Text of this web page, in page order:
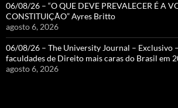
06/08/26 – “O QUE DEVE PREVALECER É A
CONSTITUIÇÃO” Ayres Britto
agosto 6, 2026
06/08/26 – The University Journal – Exclusivo –
faculdades de Direito mais caras do Brasil em
agosto 6, 2026